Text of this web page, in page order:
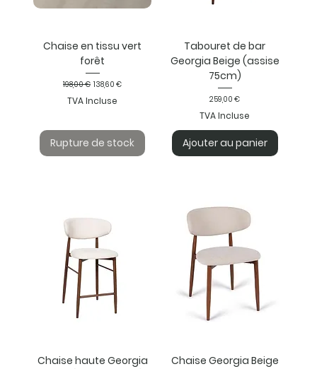
Chaise en tissu vert
forêt
Prix original
198,00 € Prix promotionnel
138,60 €
TVA Incluse
Rupture de stock
Tabouret de bar
Georgia Beige (assise
75cm)
Prix
259,00 €
TVA Incluse
Ajouter au panier
Chaise haute Georgia
Chaise Georgia Beige